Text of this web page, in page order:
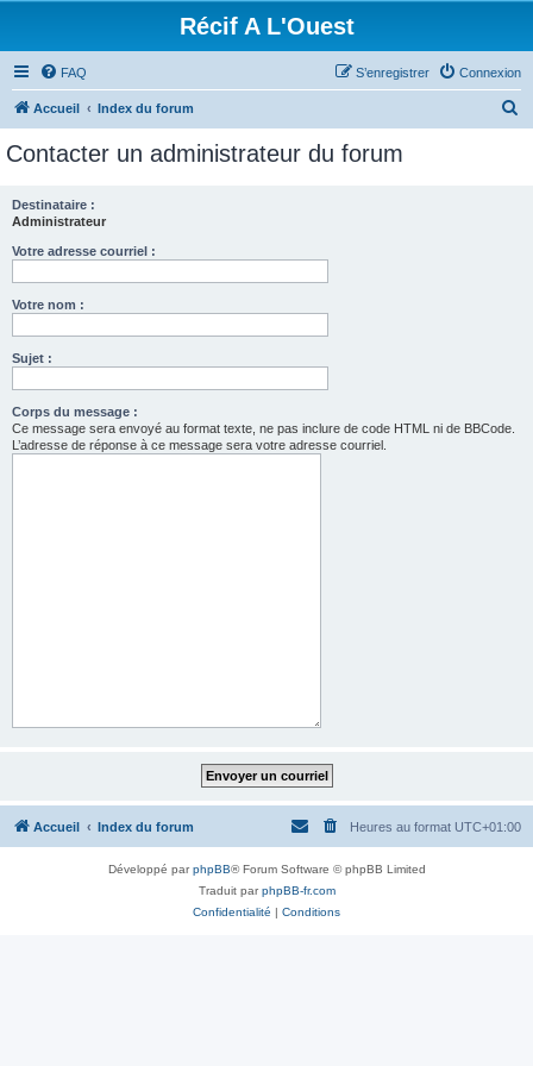
Récif A L'Ouest
FAQ Connexion
S’enregistrer
Accueil Index du forum
Contacter un administrateur du forum
Destinataire :
Administrateur
Votre adresse courriel :
Votre nom :
Sujet :
Corps du message :
Ce message sera envoyé au format texte, ne pas inclure de code HTML ni de BBCode.
L’adresse de réponse à ce message sera votre adresse courriel.
Accueil Index du forum Heures au format UTC+01:00
Développé parphpBB® Forum Software © phpBB Limited
Traduit parphpBB-fr.com
Confidentialité | Conditions